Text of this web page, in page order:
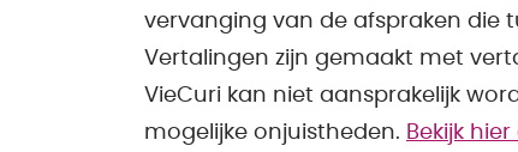
vervanging van de afspraken die
Vertalingen zijn gemaakt met
VieCuri kan niet aansprakelijk
mogelijke onjuistheden. Bekijk